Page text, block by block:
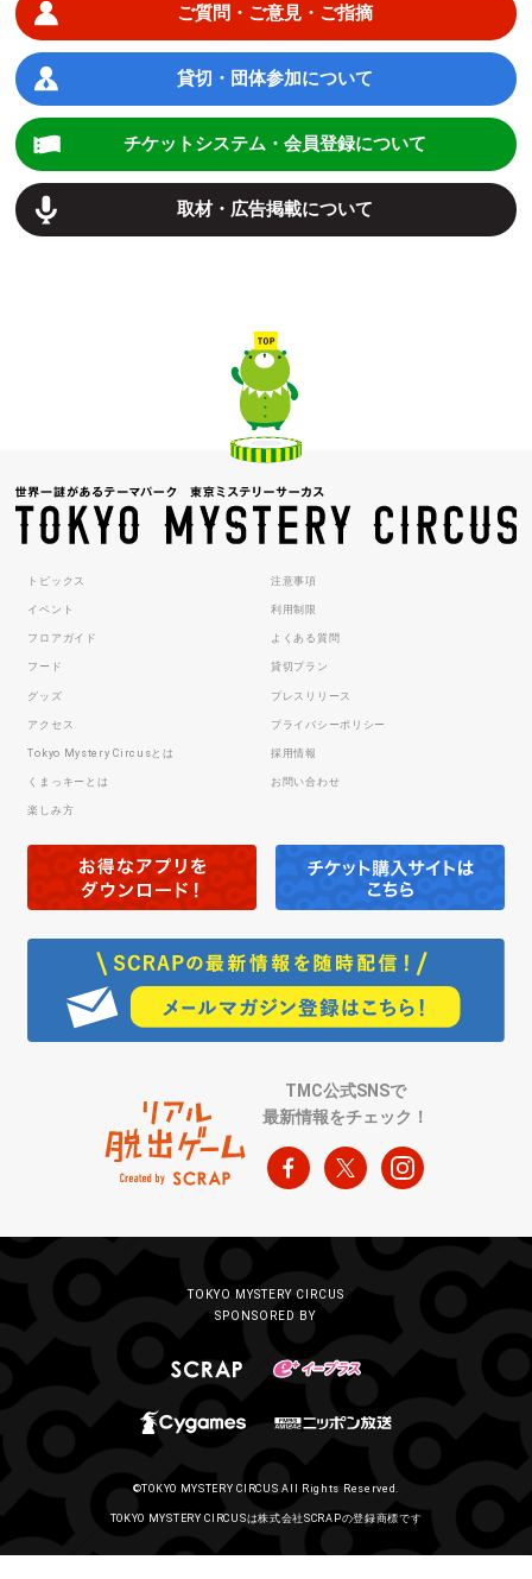
ご質問・ご意見・ご指摘
貸切・団体参加について
チケットシステム・会員登録について
取材・広告掲載について
トピックス
イベント
フロアガイド
フード
グッズ
アクセス
Tokyo Mystery Circusとは
くまっキーとは
楽しみ方
注意事項
利用制限
よくある質問
貸切プラン
プレスリリース
プライバシーポリシー
採用情報
お問い合わせ
TMC公式SNSで
最新情報をチェック！
TOKYO MYSTERY CIRCUS
SPONSORED BY
©TOKYO MYSTERY CIRCUS All Rights Reserved.
TOKYO MYSTERY CIRCUSは株式会社SCRAPの登録商標です